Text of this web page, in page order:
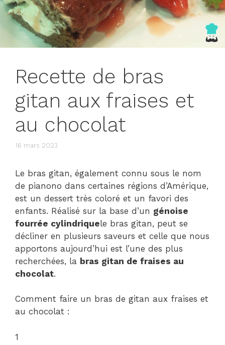
Recette de bras
gitan aux fraises et
au chocolat
16 mars 2023
Le bras gitan, également connu sous le nom
de pianono dans certaines régions d’Amérique,
est un dessert très coloré et un favori des
enfants. Réalisé sur la base d’un génoise
fourrée cylindriquele bras gitan, peut se
décliner en plusieurs saveurs et celle que nous
apportons aujourd’hui est l’une des plus
recherchées, la bras gitan de fraises au
chocolat.
Comment faire un bras de gitan aux fraises et
au chocolat :
1